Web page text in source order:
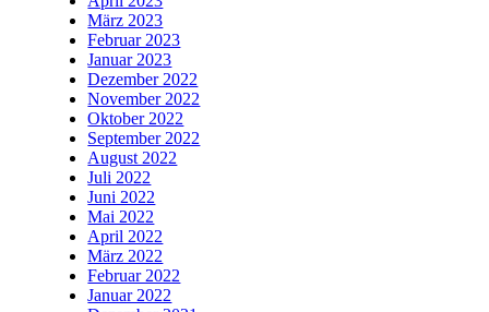
März 2023
Februar 2023
Januar 2023
Dezember 2022
November 2022
Oktober 2022
September 2022
August 2022
Juli 2022
Juni 2022
Mai 2022
April 2022
März 2022
Februar 2022
Januar 2022